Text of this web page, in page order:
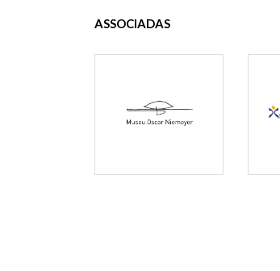
ASSOCIADAS